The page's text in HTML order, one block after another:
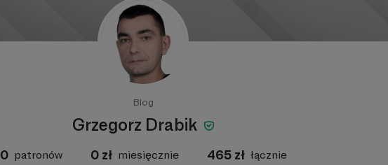
Blog
Grzegorz Drabik
0 patronów 0 zł miesięcznie 465 zł łącznie